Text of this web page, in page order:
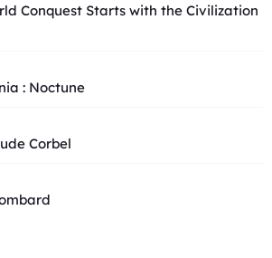
Conquest Starts with the Civilization
: Noctune
Corbel